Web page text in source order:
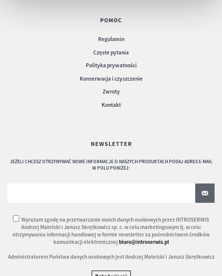
POMOC
Regulamin
Częste pytania
Polityka prywatności
Konserwacja i czyszczenie
Zwroty
Kontakt
NEWSLETTER
JEŻELI CHCESZ OTRZYMYWAĆ NOWE INFORMACJE O NASZYCH PRODUKTACH PODAJ ADRES E-MAIL
W POLU PONIŻEJ:
Wyrażam zgodę na przetwarzanie moich danych osobowych przez INTROSERWIS
Andrzej Matelski i Janusz Skrętkowicz sp. c. w celu marketingowym tj. w celu
otrzymywania informacji handlowej w formie newsletter za pośrednictwem środków
komunikacji elektronicznej biuro@introserwis.pl
Administratorem Państwa danych osobowych jest Andrzej Matelski i Janusz Skrętkowicz